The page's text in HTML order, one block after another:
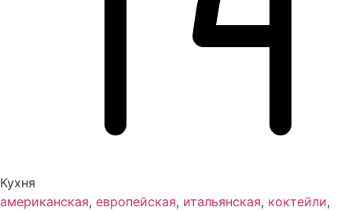
Кухня
американская, европейская, итальянская, коктейли,